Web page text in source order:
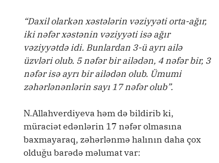
“Daxil olarkən xəstələrin vəziyyəti orta-ağır,
iki nəfər xəstənin vəziyyəti isə ağır
vəziyyətdə idi. Bunlardan 3-ü ayrı ailə
üzvləri olub. 5 nəfər bir ailədən, 4 nəfər bir, 3
nəfər isə ayrı bir ailədən olub. Ümumi
zəhərlənənlərin sayı 17 nəfər olub”.
N.Allahverdiyeva həm də bildirib ki,
müraciət edənlərin 17 nəfər olmasına
baxmayaraq, zəhərlənmə halının daha çox
olduğu barədə məlumat var: